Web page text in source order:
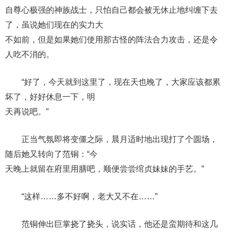
自尊心极强的神族战士，只怕自己都会被无休止地纠缠下去
了，虽说她们现在的实力大
不如前，但是如果她们使用那古怪的阵法合力攻击，还是令
人吃不消的。
“好了，今天就到这里了，现在天也晚了，大家应该都累
坏了，好好休息一下，明
天再说吧。”
正当气氛即将变僵之际，晨月适时地出现打了个圆场，
随后她又转向了范铜：“今
天晚上就留在府里用膳吧，顺便尝尝绾贞妹妹的手艺。”
“这样……多不好啊，老大又不在……”
范铜伸出巨掌挠了挠头，说实话，他还是蛮期待和这几